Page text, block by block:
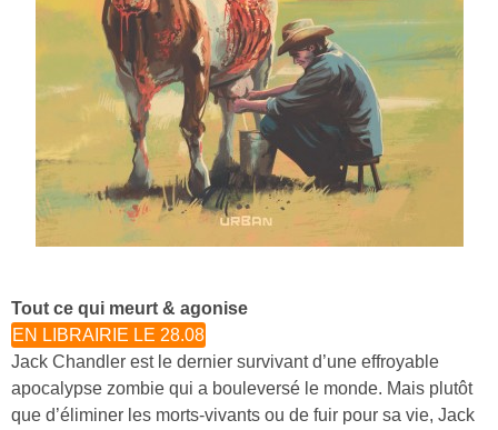
Tout ce qui meurt & agonise
EN LIBRAIRIE LE 28.08
Jack Chandler est le dernier survivant d’une effroyable
apocalypse zombie qui a bouleversé le monde. Mais plutôt
que d’éliminer les morts-vivants ou de fuir pour sa vie, Jack